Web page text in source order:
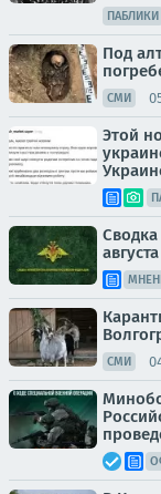
ПАБЛИКИ
Под
СМИ
Этой
СМИ